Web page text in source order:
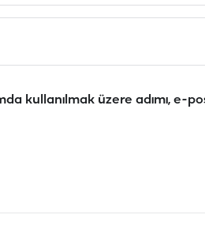
kullanılmak üzere adımı, e-